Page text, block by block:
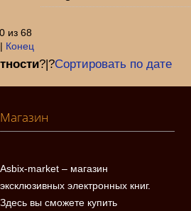
из 68
Конец
?|?Сортировать по дате
Магазин
Asbix-market – магазин
эксклюзивных электронных книг.
Здесь вы сможете купить